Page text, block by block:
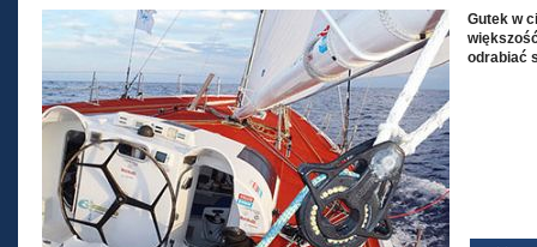
Gutek w
odrabiać